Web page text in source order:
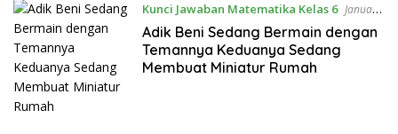
Kunci Jawaban Matematika Kelas 6 Januari
28, 2023
Adik Beni Sedang Bermain dengan
Temannya Keduanya Sedang
Membuat Miniatur Rumah